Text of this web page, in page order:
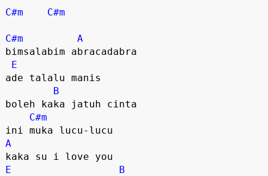
C#m C#m
C#m
A
bimsalabim abracadabra
E
ade talalu manis
B
boleh kaka jatuh cinta
C#m
A
E
B